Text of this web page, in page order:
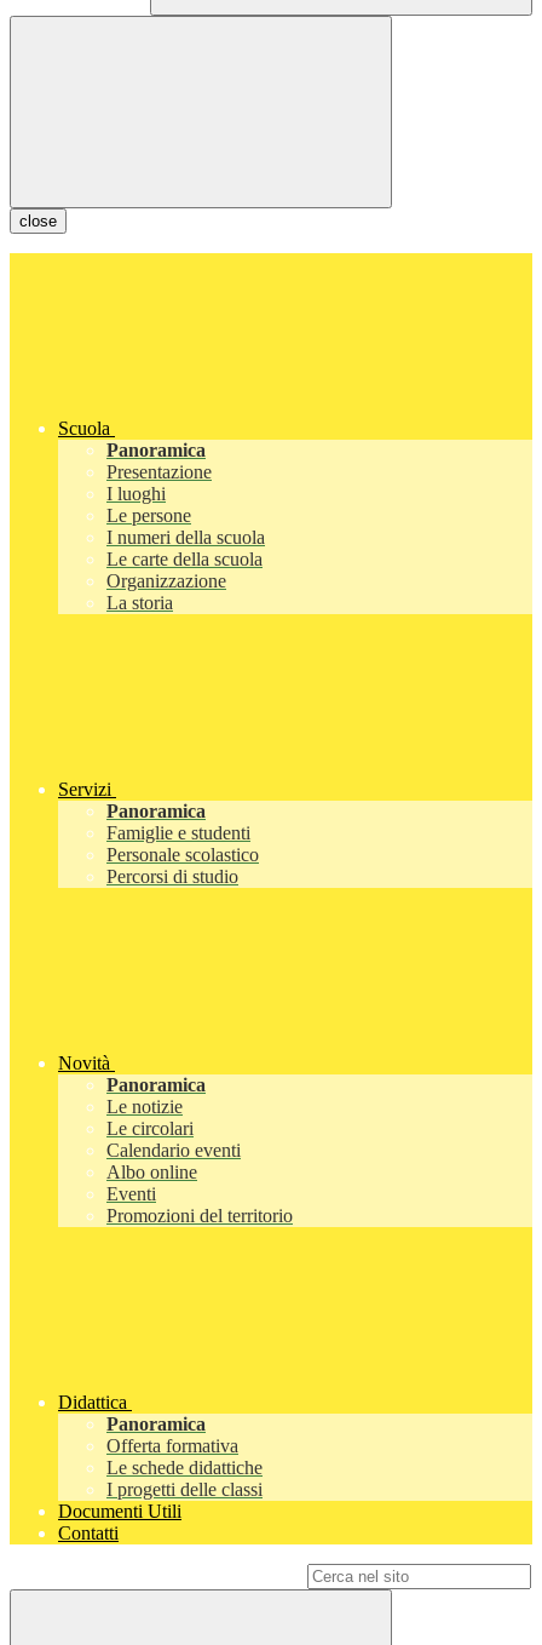
close
Scuola
Panoramica
Presentazione
I luoghi
Le persone
I numeri della scuola
Le carte della scuola
Organizzazione
La storia
Servizi
Panoramica
Famiglie e studenti
Personale scolastico
Percorsi di studio
Novità
Panoramica
Le notizie
Le circolari
Calendario eventi
Albo online
Eventi
Promozioni del territorio
Didattica
Panoramica
Offerta formativa
Le schede didattiche
I progetti delle classi
Documenti Utili
Contatti